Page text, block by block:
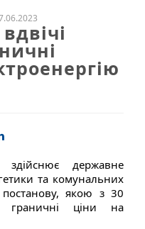
здійснює державне
та комунальних
якою з 30
граничні ціни на